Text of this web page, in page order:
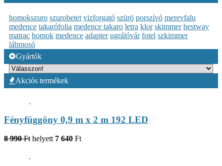
homokszuro szurobetet vizforgató szürö porszívó merevfalu
medence takarófolia medence takaro letra klor skimmer bestway
matrac homok medence adapter ugrálóvár fotel szkimmer
lábmosó
Gyártók
Akciós termékek
Fényfüggöny 0,9 m x 2 m 192 LED
8 990 Ft helyett 7 640 Ft